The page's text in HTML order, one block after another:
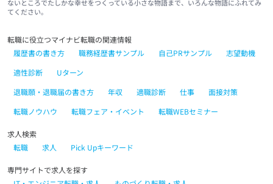
ないところでたしかな幸せをつくっている小さな物語まで、いろんな物語にふれてみ
てください。
転職に役立つマイナビ転職の関連情報
履歴書の書き方
職務経歴書サンプル 自己PRサンプル
志望動機
適性診断
Uターン
退職願・退職届の書き方
年収 適職診断 仕事
面接対策
転職ノウハウ
転職フェア・イベント 転職WEBセミナー
求人検索
転職
求人 Pick Upキーワード
専門サイトで求人を探す